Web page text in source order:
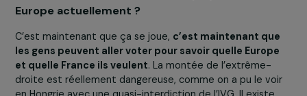
c’est parce que les parlementaires de
(PS) ont porté avec toutes les féministes, associations
initiatives plus personnelles, l’entrée de l’IVG dans la
Constitution que nous avons obtenu cette première
mondiale. C’est une grande victoire de la démocratie !